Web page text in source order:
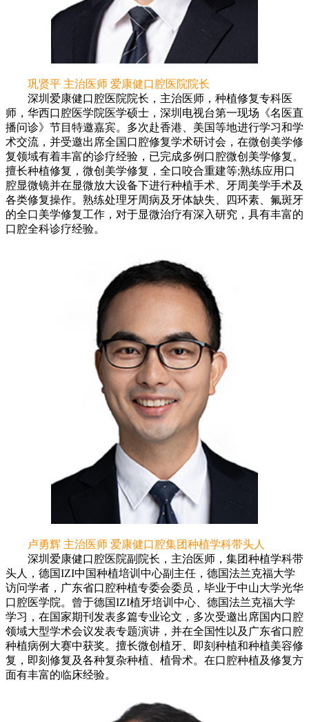
巩贤平 主治医师 爱康健口腔医院院长
深圳爱康健口腔医院院长，主治医师，种植修复专科医
师，华西口腔医学院医学硕士，深圳电视台第一现场《名医直
播问诊》节目特邀嘉宾。多次赴香港、美国等地进行学习和学
术交流，并受邀出席全国口腔修复学术研讨会，在微创美学修
复领域有着丰富的诊疗经验，已完成多例口腔微创美学修复。
擅长种植修复，微创美学修复，全口咬合重建等;熟练应用口
腔显微镜并在显微放大设备下进行种植手术、牙周美学手术及
各类修复操作。熟练处理牙周病及牙体缺失、四环素、氟斑牙
的全口美学修复工作，对于显微治疗有深入研究，具有丰富的
口腔全科诊疗经验。
卢勇辉 主治医师 爱康健口腔集团种植学科带头人
深圳爱康健口腔医院副院长，主治医师，集团种植学科带
头人，德国IZI中国种植培训中心副主任，德国法兰克福大学
访问学者，广东省口腔种植专委会委员，毕业于中山大学光华
口腔医学院。曾于德国IZI植牙培训中心、德国法兰克福大学
学习，在国家期刊发表多篇专业论文，多次受邀出席国内口腔
领域大型学术会议发表专题演讲，并在全国性以及广东省口腔
种植病例大赛中获奖。擅长微创植牙、即刻种植和种植美容修
复，即刻修复及各种复杂种植、植骨术。在口腔种植及修复方
面有丰富的临床经验。